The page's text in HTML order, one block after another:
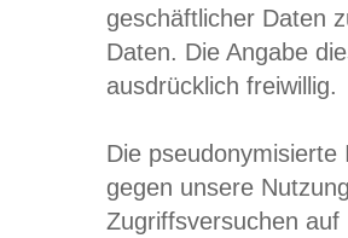
geschäftlicher Daten
Daten. Die Angabe
ausdrücklich freiwillig.
Die
gegen unsere
Zugriffsversuchen